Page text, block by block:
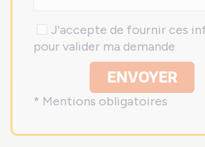
J'accepte de fournir ces
pour valider ma demande
ENVOYER
* Mentions obligatoires